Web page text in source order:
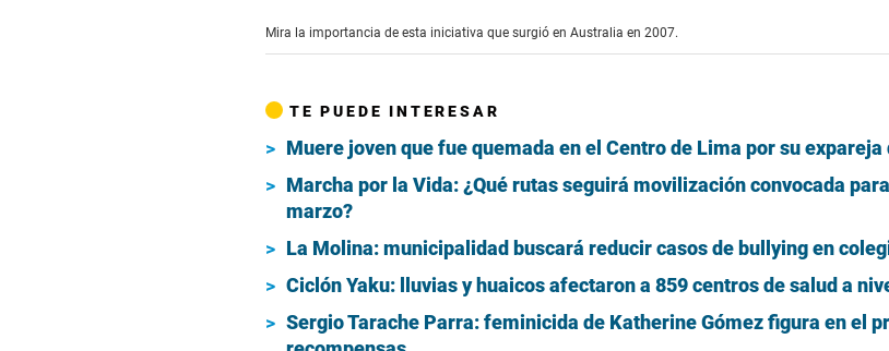
minute,
57
Mira la importancia de esta iniciativa que surgió en Australia en 2007.
TE PUEDE INTERESAR
Muere joven que fue quemada en el Centro de Lima por su
Marcha por la Vida: ¿Qué rutas seguirá movilización convocada
marzo?
La Molina: municipalidad buscará reducir casos de bullying en
Ciclón Yaku: lluvias y huaicos afectaron a 859 centros de salud a
Sergio Tarache Parra: feminicida de Katherine Gómez figura en el